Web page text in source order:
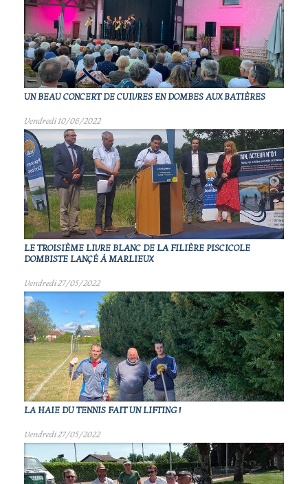
UN BEAU CONCERT DE CUIVRES EN DOMBES AUX BATIÈRES
Vendredi 10/06/2022
LE TROISIÈME LIVRE BLANC DE LA FILIÈRE PISCICOLE
DOMBISTE LANÇÉ À MARLIEUX
Vendredi 27/05/2022
LA HAIE DU TENNIS FAIT UN LIFTING !
Vendredi 27/05/2022